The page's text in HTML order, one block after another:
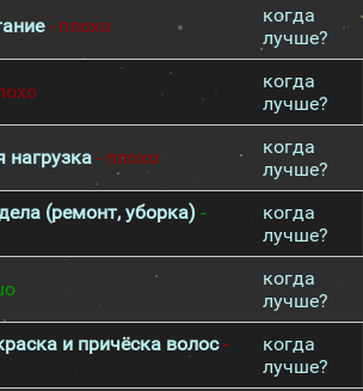
- плохо
когда
лучше?
когда
лучше?
нагрузка - плохо
когда
лучше?
(ремонт, уборка) -
когда
лучше?
когда
лучше?
и причёска волос-
когда
лучше?